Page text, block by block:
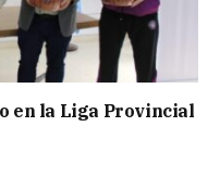
en la Liga Provincial